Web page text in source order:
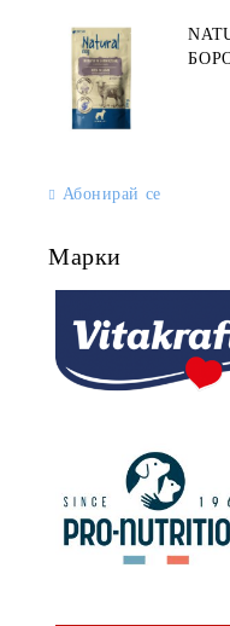
Абонирай се
Марки